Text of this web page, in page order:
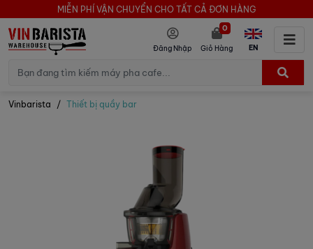
MIỄN PHÍ VẬN CHUYỂN CHO TẤT CẢ ĐƠN HÀNG
Đăng Nhập Giỏ Hàng
0
EN
Vinbarista Thiết bị quầy bar